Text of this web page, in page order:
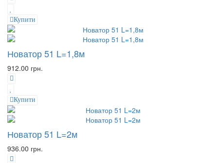
Купити
Новатор 51 L=1,8м
912.00 грн.
Купити
Новатор 51 L=2м
936.00 грн.